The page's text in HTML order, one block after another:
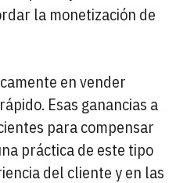
la monetización de
en vender
Esas ganancias a
para compensar
práctica de este tipo
del cliente y en las